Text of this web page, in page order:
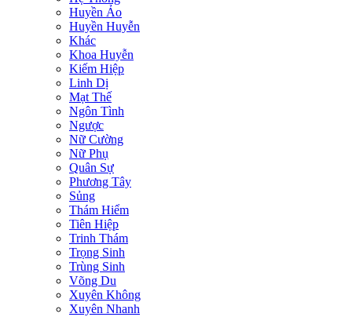
Huyền Ảo
Huyền Huyễn
Khác
Khoa Huyễn
Kiếm Hiệp
Linh Dị
Mạt Thế
Ngôn Tình
Ngược
Nữ Cường
Nữ Phụ
Quân Sự
Phương Tây
Sủng
Thám Hiểm
Tiên Hiệp
Trinh Thám
Trọng Sinh
Trùng Sinh
Võng Du
Xuyên Không
Xuyên Nhanh